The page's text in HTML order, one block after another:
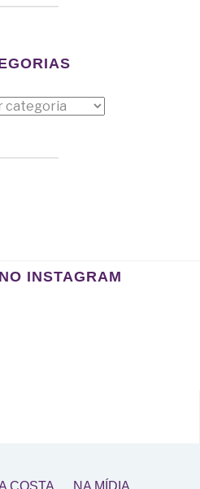
INSTAGRAM